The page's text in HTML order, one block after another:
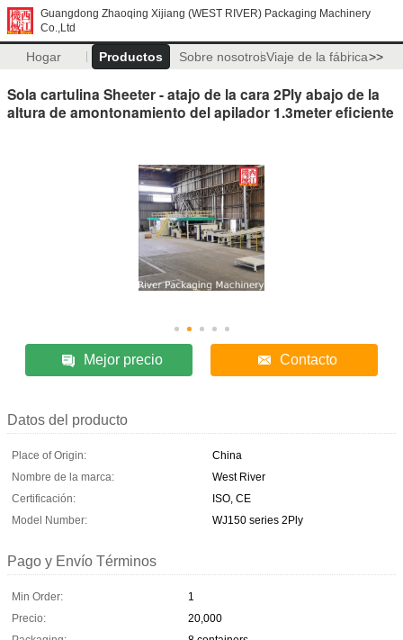
Guangdong Zhaoqing Xijiang (WEST RIVER) Packaging Machinery
Co.,Ltd
Hogar Productos Sobre nosotrosViaje de la fábrica>>
Sola cartulina Sheeter - atajo de la cara 2Ply abajo de la
altura de amontonamiento del apilador 1.3meter eficiente
Mejor precio Contacto
Datos del producto
Place of Origin:
China
Nombre de la marca:
West River
Certificación:
ISO, CE
Model Number:
WJ150 series 2Ply
Pago y Envío Términos
Min Order:
1
Precio:
20,000